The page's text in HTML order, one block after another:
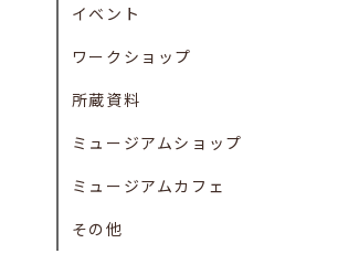
イベント
ワークショップ
所蔵資料
ミュージアムショップ
ミュージアムカフェ
その他